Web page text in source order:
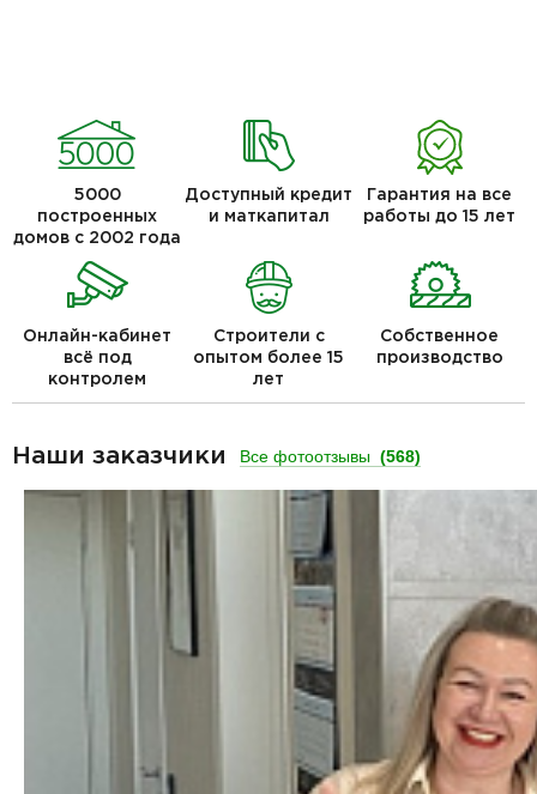
5000
построенных
домов с 2002 года
Доступный кредит
и маткапитал
Гарантия на все
работы до 15 лет
Онлайн-кабинет
всё под
контролем
Строители с
опытом более 15
лет
Собственное
производство
Наши заказчики Все фотоотзывы (568)